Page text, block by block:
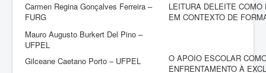
Carmen Regina Gonçalves Ferreira –
FURG
LEITURA DELEITE
EM CONTEXTO DE
Mauro Augusto Burkert Del Pino –
UFPEL
Gilceane Caetano Porto – UFPEL
O APOIO ESCOLAR
ENFRENTAMENTO À